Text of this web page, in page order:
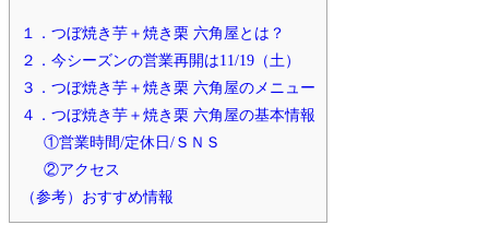
１．つぼ焼き芋＋焼き栗 六角屋とは？
２．今シーズンの営業再開は11/19（土）
３．つぼ焼き芋＋焼き栗 六角屋のメニュー
４．つぼ焼き芋＋焼き栗 六角屋の基本情報
①営業時間/定休日/ＳＮＳ
②アクセス
（参考）おすすめ情報